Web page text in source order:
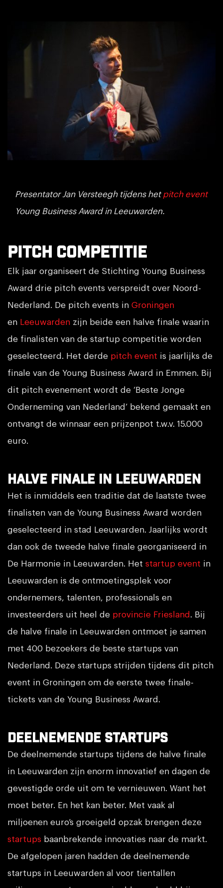
Presentator Jan Versteegh tijdens hetpitch event
Young Business Award in Leeuwarden.
Pitch competitie
Elk jaar organiseert de Stichting Young Business
Award drie pitch events verspreidt over Noord-
Nederland. De pitch events in Groningen
en Leeuwarden zijn beide een halve finale waarin
de finalisten van de startup competitie worden
geselecteerd. Het derde pitch event is jaarlijks de
finale van de Young Business Award in Emmen. Bij
dit pitch evenement wordt de ‘Beste Jonge
Onderneming van Nederland’ bekend gemaakt en
ontvangt de winnaar een prijzenpot t.w.v. 15.000
euro.
Halve finale in Leeuwarden
Het is inmiddels een traditie dat de laatste twee
finalisten van de Young Business Award worden
geselecteerd in stad Leeuwarden. Jaarlijks wordt
dan ook de tweede halve finale georganiseerd in
De Harmonie in Leeuwarden. Het startup event in
Leeuwarden is de ontmoetingsplek voor
ondernemers, talenten, professionals en
investeerders uit heel de provincie Friesland . Bij
de halve finale in Leeuwarden ontmoet je samen
met 400 bezoekers de beste startups van
Nederland. Deze startups strijden tijdens dit pitch
event in Groningen om de eerste twee finale-
tickets van de Young Business Award.
Deelnemende startups
De deelnemende startups tijdens de halve finale
in Leeuwarden zijn enorm innovatief en dagen de
gevestigde orde uit om te vernieuwen. Want het
moet beter. En het kan beter. Met vaak al
miljoenen euro’s groeigeld opzak brengen deze
startups baanbrekende innovaties naar de markt.
De afgelopen jaren hadden de deelnemende
startups in Leeuwarden al voor tientallen